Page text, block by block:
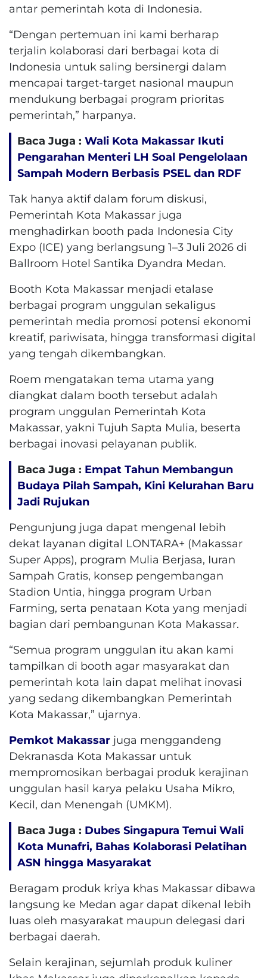
antar pemerintah kota di Indonesia.
“Dengan pertemuan ini kami berharap
terjalin kolaborasi dari berbagai kota di
Indonesia untuk saling bersinergi dalam
mencapai target-target nasional maupun
mendukung berbagai program prioritas
pemerintah,” harpanya.
Baca Juga : Wali Kota Makassar Ikuti
Pengarahan Menteri LH Soal Pengelolaan
Sampah Modern Berbasis PSEL dan RDF
Tak hanya aktif dalam forum diskusi,
Pemerintah Kota Makassar juga
menghadirkan booth pada Indonesia City
Expo (ICE) yang berlangsung 1–3 Juli 2026 di
Ballroom Hotel Santika Dyandra Medan.
Booth Kota Makassar menjadi etalase
berbagai program unggulan sekaligus
pemerintah media promosi potensi ekonomi
kreatif, pariwisata, hingga transformasi digital
yang tengah dikembangkan.
Roem mengatakan tema utama yang
diangkat dalam booth tersebut adalah
program unggulan Pemerintah Kota
Makassar, yakni Tujuh Sapta Mulia, beserta
berbagai inovasi pelayanan publik.
Baca Juga : Empat Tahun Membangun
Budaya Pilah Sampah, Kini Kelurahan Baru
Jadi Rujukan
Pengunjung juga dapat mengenal lebih
dekat layanan digital LONTARA+ (Makassar
Super Apps), program Mulia Berjasa, Iuran
Sampah Gratis, konsep pengembangan
Stadion Untia, hingga program Urban
Farming, serta penataan Kota yang menjadi
bagian dari pembangunan Kota Makassar.
“Semua program unggulan itu akan kami
tampilkan di booth agar masyarakat dan
pemerintah kota lain dapat melihat inovasi
yang sedang dikembangkan Pemerintah
Kota Makassar,” ujarnya.
Pemkot Makassar juga menggandeng
Dekranasda Kota Makassar untuk
mempromosikan berbagai produk kerajinan
unggulan hasil karya pelaku Usaha Mikro,
Kecil, dan Menengah (UMKM).
Baca Juga : Dubes Singapura Temui Wali
Kota Munafri, Bahas Kolaborasi Pelatihan
ASN hingga Masyarakat
Beragam produk kriya khas Makassar dibawa
langsung ke Medan agar dapat dikenal lebih
luas oleh masyarakat maupun delegasi dari
berbagai daerah.
Selain kerajinan, sejumlah produk kuliner